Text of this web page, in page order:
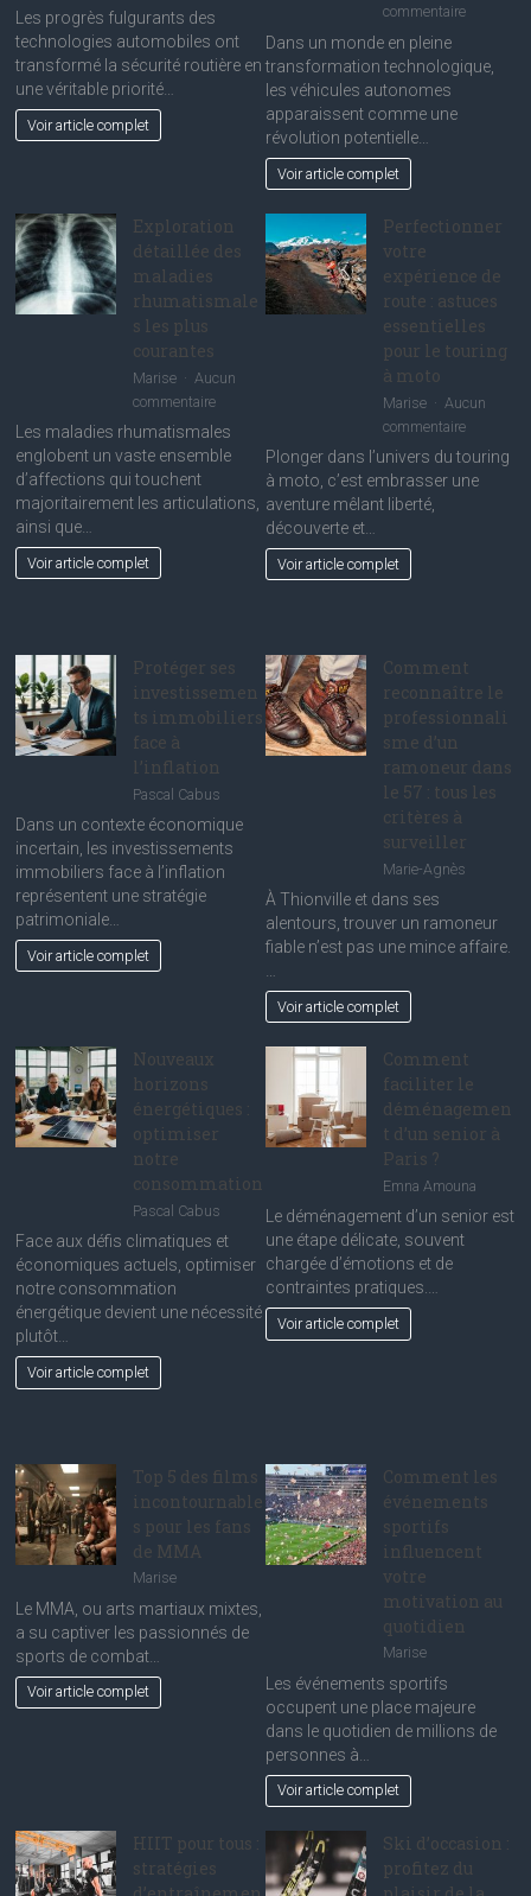
sécurité
des
vies
Les progrès fulgurants des
technologies automobiles ont
transformé la sécurité routière en
une véritable priorité…
Voir article complet
commentairesur
grand
Dans un monde en pleine
transformation technologique,
les véhicules autonomes
apparaissent comme une
révolution potentielle…
Voir article complet
Exploration
détaillée des
maladies
rhumatismale
s les plus
courantes
Marise
Aucun
commentairesur
détaillée
maladies
rhumatismales
Les maladies rhumatismales
englobent un vaste ensemble
d’affections qui touchent
majoritairement les articulations,
ainsi que…
Voir article complet
Perfectionner
votre
expérience de
route : astuces
essentielles
pour le touring
à moto
Marise
Aucun
commentairesur
le
touring
Plonger dans l’univers du touring
à moto, c’est embrasser une
aventure mêlant liberté,
découverte et…
Voir article complet
Protéger ses
investissemen
ts immobiliers
face à
l’inflation
Pascal Cabus
Dans un contexte économique
incertain, les investissements
immobiliers face à l’inflation
représentent une stratégie
patrimoniale…
Voir article complet
Comment
reconnaître le
professionnali
sme d’un
ramoneur dans
le 57 : tous les
critères à
surveiller
Marie-Agnès
À Thionville et dans ses
alentours, trouver un ramoneur
fiable n’est pas une mince affaire.
…
Voir article complet
Nouveaux
horizons
énergétiques :
optimiser
notre
consommation
Pascal Cabus
Face aux défis climatiques et
économiques actuels, optimiser
notre consommation
énergétique devient une nécessité
plutôt…
Voir article complet
Comment
faciliter le
déménagemen
t d’un senior à
Paris ?
Emna Amouna
Le déménagement d’un senior est
une étape délicate, souvent
chargée d’émotions et de
contraintes pratiques.…
Voir article complet
Top 5 des films
incontournable
s pour les fans
de MMA
Marise
Le MMA, ou arts martiaux mixtes,
a su captiver les passionnés de
sports de combat…
Voir article complet
Comment les
événements
sportifs
influencent
votre
motivation au
quotidien
Marise
Les événements sportifs
occupent une place majeure
dans le quotidien de millions de
personnes à…
Voir article complet
HIIT pour tous :
stratégies
Ski d’occasion :
profitez du